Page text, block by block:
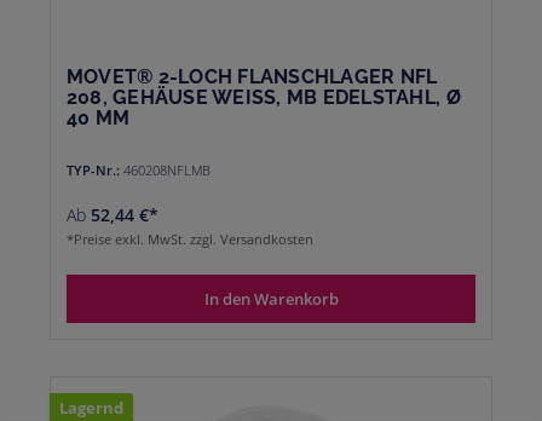
MOVET® 2-LOCH FLANSCHLAGER NFL
208, GEHÄUSE WEISS, MB EDELSTAHL, Ø 4
0 MM
TYP-Nr.: 460208NFLMB
Ab 52,44 €*
*Preise exkl. MwSt. zzgl. Versandkosten
In den Warenkorb
Lagernd